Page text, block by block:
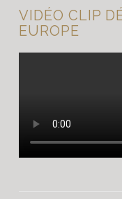
VIDÉO CLIP
EUROPE